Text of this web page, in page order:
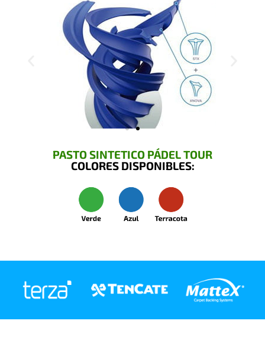
PASTO SINTETICO PÁDEL TOUR
COLORES DISPONIBLES: